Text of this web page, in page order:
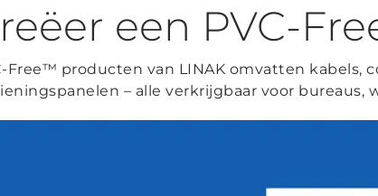
een PVC-
Free™ producten van LINAK omvatten kabels,
– alle verkrijgbaar voor bureaus,